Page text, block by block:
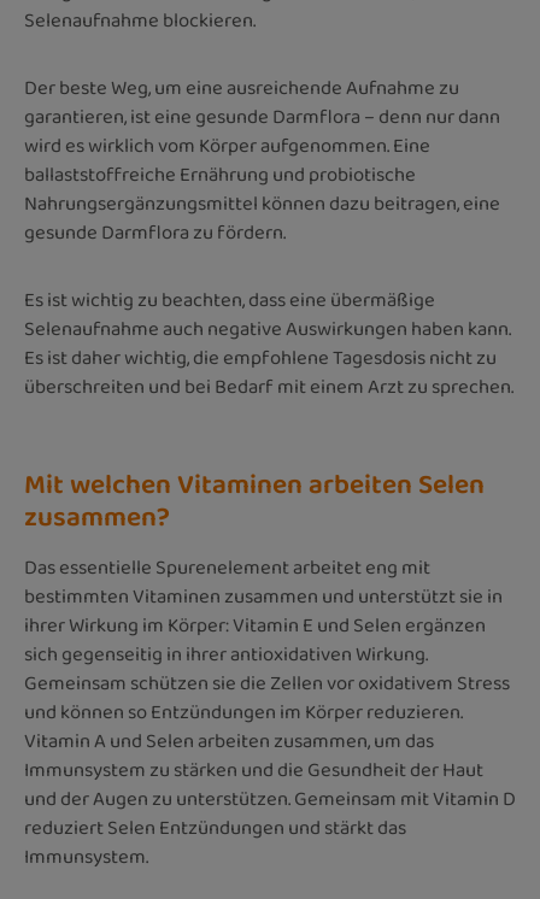
Selenaufnahme blockieren.
Der beste Weg, um eine ausreichende Aufnahme zu
garantieren, ist eine gesunde Darmflora – denn nur dann
wird es wirklich vom Körper aufgenommen. ​Eine
ballaststoffreiche Ernährung und probiotische
Nahrungsergänzungsmittel können dazu beitragen, eine
gesunde Darmflora zu fördern.
Es ist wichtig zu beachten, dass eine übermäßige
Selenaufnahme auch negative Auswirkungen haben kann.
Es ist daher wichtig, die empfohlene Tagesdosis nicht zu
überschreiten und bei Bedarf mit einem Arzt zu sprechen.
Mit welchen Vitaminen arbeiten Selen
zusammen?
Das essentielle Spurenelement arbeitet eng mit
bestimmten Vitaminen zusammen und unterstützt sie in
ihrer Wirkung im Körper: Vitamin E und Selen ergänzen
sich gegenseitig in ihrer antioxidativen Wirkung.
Gemeinsam schützen sie die Zellen vor oxidativem Stress
und können so Entzündungen im Körper reduzieren.
Vitamin A und Selen arbeiten zusammen, um das
Immunsystem zu stärken und die Gesundheit der Haut
und der Augen zu unterstützen. Gemeinsam mit Vitamin D
reduziert Selen Entzündungen und stärkt das
Immunsystem.